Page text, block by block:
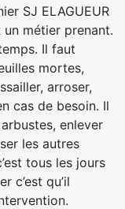
SJ ELAGUEUR
un métier prenant.
Il faut
mortes,
arroser,
cas de besoin. Il
enlever
les autres
tous les jours
c’est qu’il